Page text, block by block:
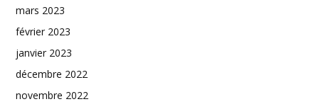
mars 2023
février 2023
janvier 2023
décembre 2022
novembre 2022